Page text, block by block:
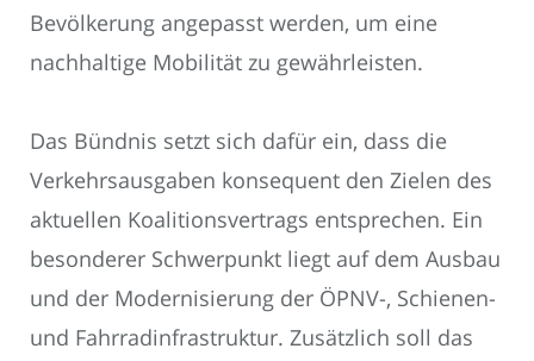
Bevölkerung angepasst werden, um eine
nachhaltige Mobilität zu gewährleisten.
Das Bündnis setzt sich dafür ein, dass die
Verkehrsausgaben konsequent den Zielen des
aktuellen Koalitionsvertrags entsprechen. Ein
besonderer Schwerpunkt liegt auf dem Ausbau
und der Modernisierung der ÖPNV-, Schienen-
und Fahrradinfrastruktur. Zusätzlich soll das